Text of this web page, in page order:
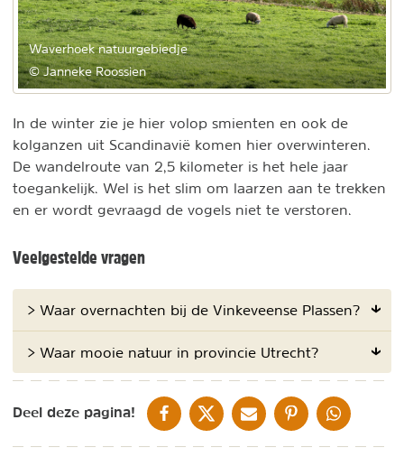
Waverhoek natuurgebiedje
© Janneke Roossien
In de winter zie je hier volop smienten en ook de
kolganzen uit Scandinavië komen hier overwinteren.
De wandelroute van 2,5 kilometer is het hele jaar
toegankelijk. Wel is het slim om laarzen aan te trekken
en er wordt gevraagd de vogels niet te verstoren.
Veelgestelde vragen
> Waar overnachten bij de Vinkeveense Plassen?
> Waar mooie natuur in provincie Utrecht?
Deel deze pagina! DELEN OP FACEBOOK
DELEN OP XDELEN VIA DE MAIL
DELEN OP PINTEREST
DELEN OP